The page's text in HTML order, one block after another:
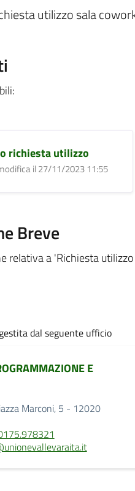
utilizzo sala
richiesta utilizzo
il 27/11/2023 11:55
Breve
relativa a 'Richiesta
dal seguente ufficio
E
Marconi, 5 - 12020